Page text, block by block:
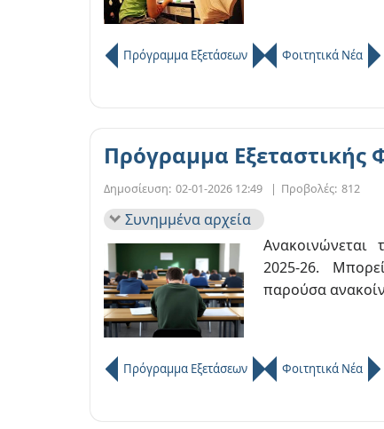
Πρόγραμμα Εξετάσεων Φοιτητικά Νέα
Πρόγραμμα Εξεταστικής
Δημοσίευση: 02-01-2026 12:49 | Προβολές: 812
Συνημμένα αρχεία
Ανακοινώνεται
2025-26.
παρούσα
Πρόγραμμα Εξετάσεων Φοιτητικά Νέα